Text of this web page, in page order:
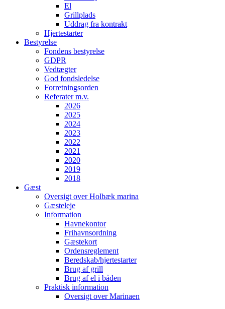
El
Grillplads
Uddrag fra kontrakt
Hjertestarter
Bestyrelse
Fondens bestyrelse
GDPR
Vedtægter
God fondsledelse
Forretningsorden
Referater m.v.
2026
2025
2024
2023
2022
2021
2020
2019
2018
Gæst
Oversigt over Holbæk marina
Gæsteleje
Information
Havnekontor
Frihavnsordning
Gæstekort
Ordensreglement
Beredskab/hjertestarter
Brug af grill
Brug af el i båden
Praktisk information
Oversigt over Marinaen